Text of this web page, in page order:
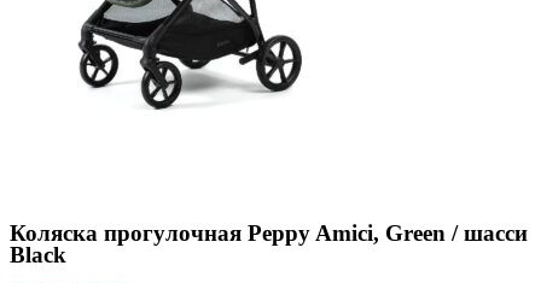
Коляска прогулочная Peppy Amici, Green / шасси
Black